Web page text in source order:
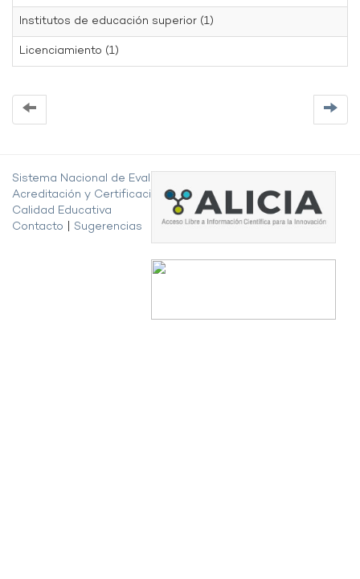
Institutos de educación superior (1)
Licenciamiento (1)
Sistema Nacional de Evaluación,
Acreditación y Certificación de la
Calidad Educativa
Contacto
Sugerencias